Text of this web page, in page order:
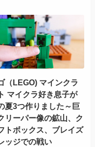
（LEGO) マインクラ
マイクラ好き息子が
夏3つ作りました～巨
リーパー像の鉱山、ク
トボックス、ブレイズ
ッジでの戦い